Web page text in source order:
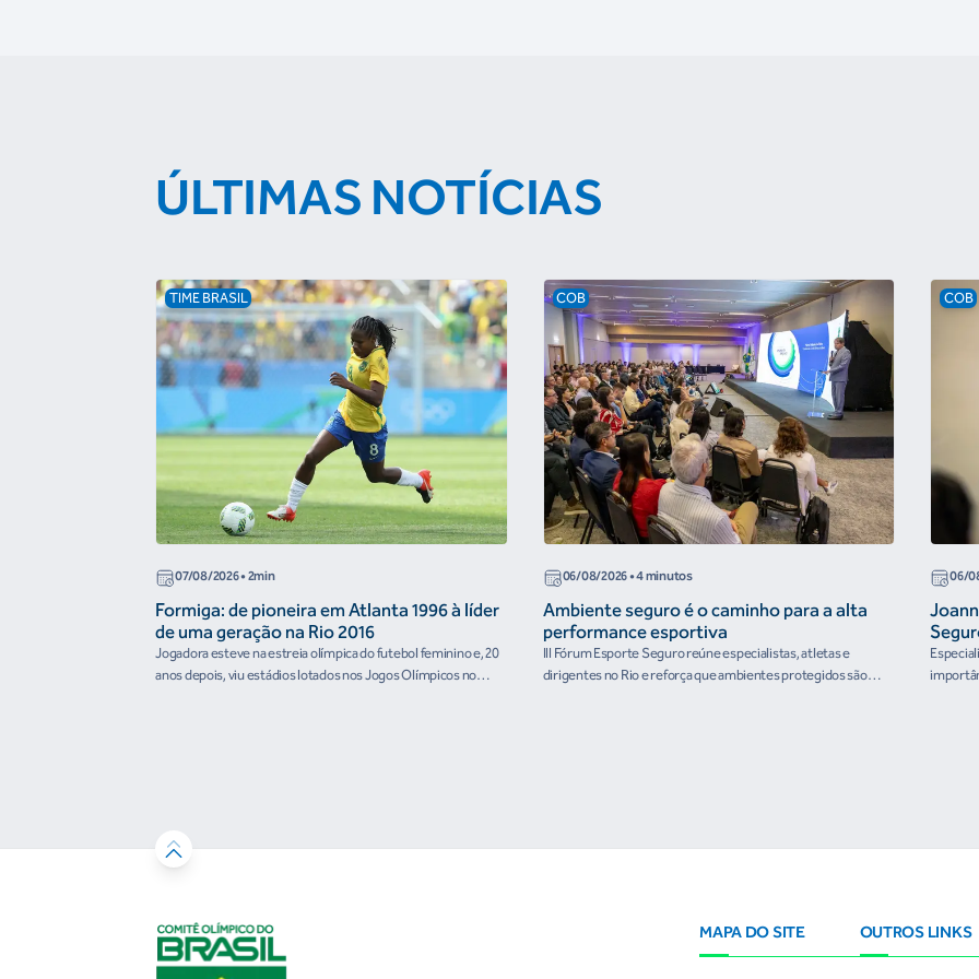
ÚLTIMAS NOTÍCIAS
TIME BRASIL
07/08/2026• 2min
Formiga: de pioneira em Atlanta 1996 à líder
de uma geração na Rio 2016
Jogadora esteve na estreia olímpica do futebol feminino e, 20
anos depois, viu estádios lotados nos Jogos Olímpicos no
COB
06/08/2026• 4 minutos
Ambiente seguro é o caminho para a alta
performance esportiva
III Fórum Esporte Seguro reúne especialistas, atletas e
dirigentes no Rio e reforça que ambientes protegidos são
COB
06/
MAPA DO SITE OUTROS LINKS